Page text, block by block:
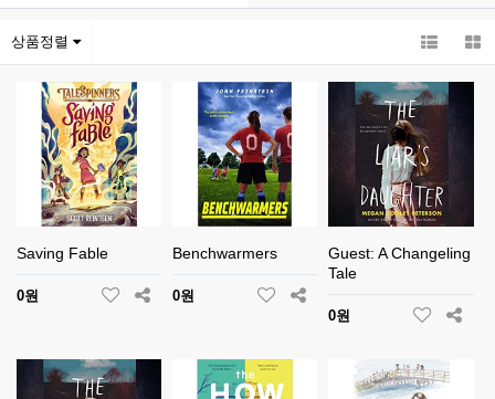
상품정렬
Saving Fable
0원
Benchwarmers
0원
Guest: A Changeling
Tale
0원